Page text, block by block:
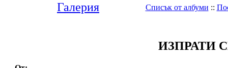
Галерия Списък от албуми ::
ИЗПРАТИ